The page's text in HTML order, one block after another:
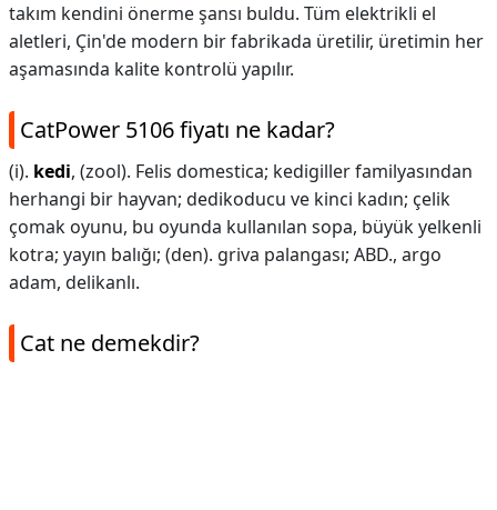
takım kendini önerme şansı buldu. Tüm elektrikli el
aletleri, Çin'de modern bir fabrikada üretilir, üretimin her
aşamasında kalite kontrolü yapılır.
CatPower 5106 fiyatı ne kadar?
(i). kedi, (zool). Felis domestica; kedigiller familyasından
herhangi bir hayvan; dedikoducu ve kinci kadın; çelik
çomak oyunu, bu oyunda kullanılan sopa, büyük yelkenli
kotra; yayın balığı; (den). griva palangası; ABD., argo
adam, delikanlı.
Cat ne demekdir?